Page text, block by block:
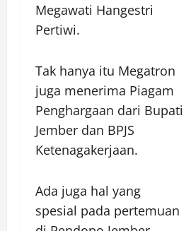
Megawati Hangestri
Pertiwi.
Tak hanya itu Megatron
juga menerima Piagam
Penghargaan dari Bupati
Jember dan BPJS
Ketenagakerjaan.
Ada juga hal yang
spesial pada pertemuan